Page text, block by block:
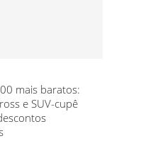
mais baratos:
e SUV-cupê